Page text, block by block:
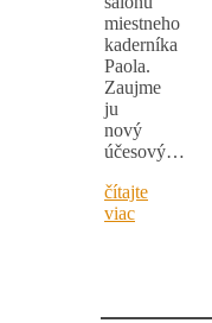
miestneho
kaderníka
Paola.
Zaujme
ju
nový
účesový…
čítajte
viac